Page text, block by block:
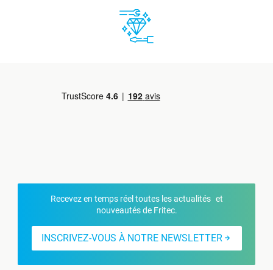
Recevez en temps réel toutes les actualités et
nouveautés de Fritec.
INSCRIVEZ-VOUS À NOTRE NEWSLETTER